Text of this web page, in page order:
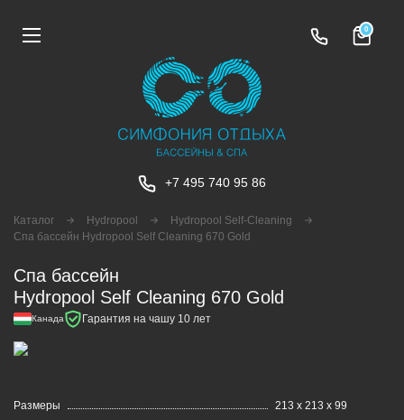
+7 495 740 95 86
0
Каталог Hydropool
Hydropool Self-Сleaning
Спа бассейн Hydropool Self Cleaning 670 Gold
Спа бассейн
Hydropool Self Cleaning 670 Gold
Канада Гарантия на чашу 10 лет
Размеры
213 х 213 х 99